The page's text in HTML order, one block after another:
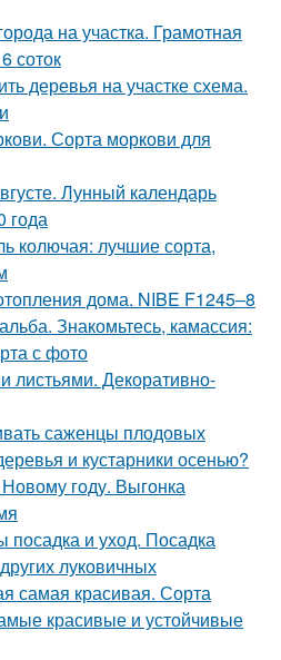
на участка. Грамотная
соток
деревья на участке схема.
Сорта моркови для
Лунный календарь
года
колючая: лучшие сорта,
дома. NIBE F1245–8
Знакомьтесь, камассия:
с фото
листьями. Декоративно-
саженцы плодовых
и кустарники осенью?
году. Выгонка
и уход. Посадка
луковичных
самая красивая. Сорта
красивые и устойчивые